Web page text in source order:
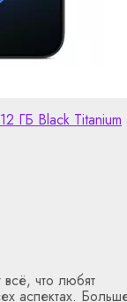
что любят
аспектах.
ГБ Black Titanium